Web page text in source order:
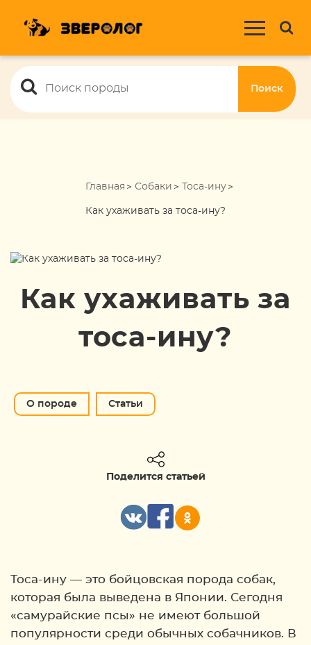
Поиск
Главная Собаки Тоса-ину
Как ухаживать за тоса-ину?
Как ухаживать за
тоса-ину?
О породе Статьи
Поделится статьей
Тоса-ину — это бойцовская порода собак,
которая была выведена в Японии. Сегодня
«самурайские псы» не имеют большой
популярности среди обычных собачников. В